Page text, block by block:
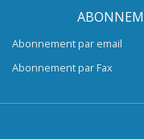
Abonnement par email
Abonnement par Fax